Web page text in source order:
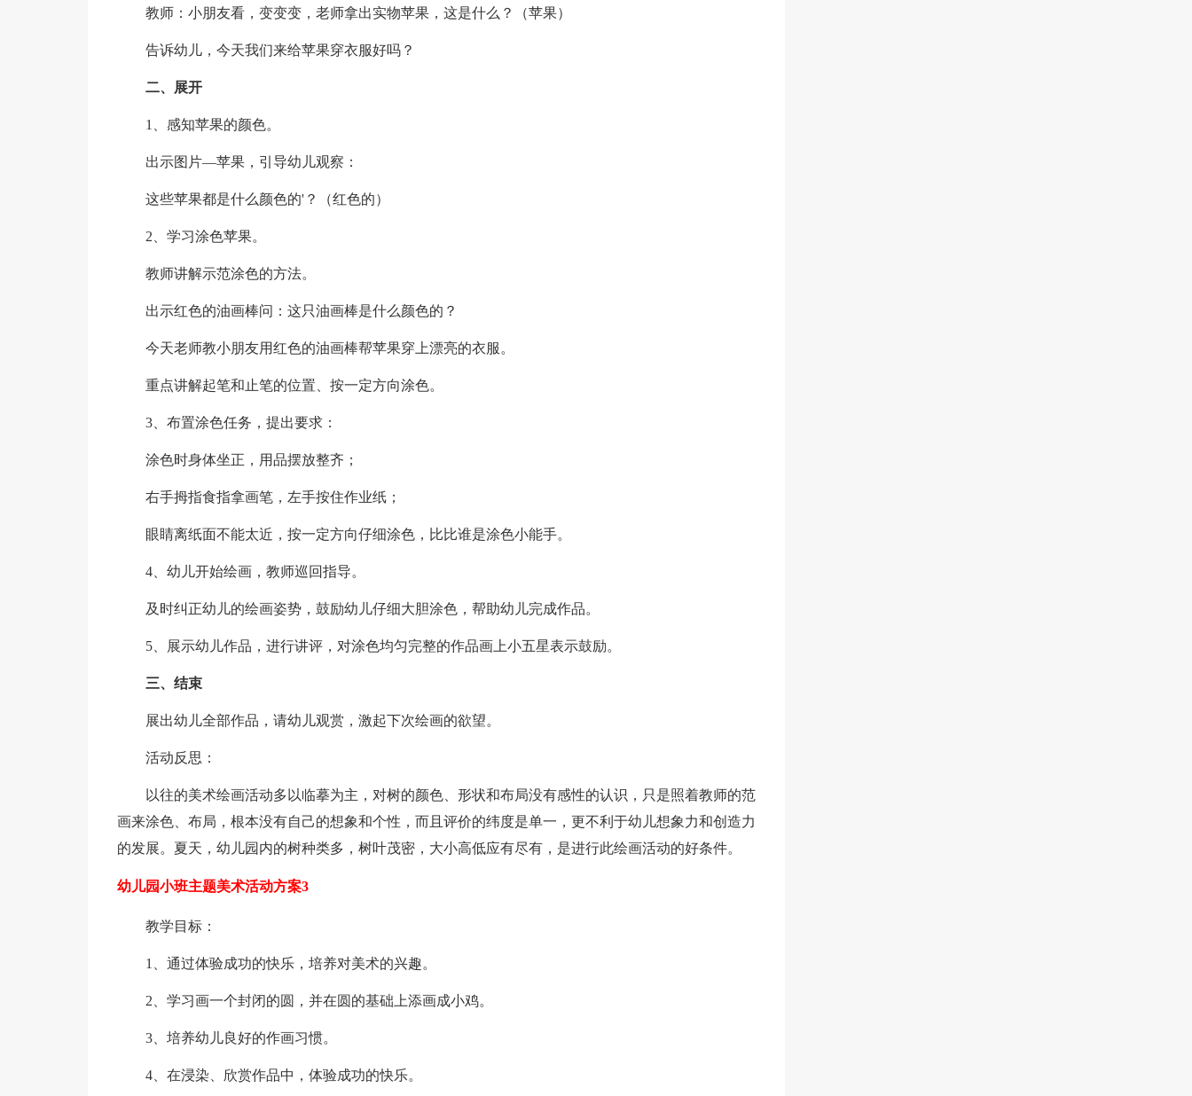
教师：小朋友看，变变变，老师拿出实物苹果，这是什么？（苹果）
告诉幼儿，今天我们来给苹果穿衣服好吗？
二、展开
1、感知苹果的颜色。
出示图片—苹果，引导幼儿观察：
这些苹果都是什么颜色的'？（红色的）
2、学习涂色苹果。
教师讲解示范涂色的方法。
出示红色的油画棒问：这只油画棒是什么颜色的？
今天老师教小朋友用红色的油画棒帮苹果穿上漂亮的衣服。
重点讲解起笔和止笔的位置、按一定方向涂色。
3、布置涂色任务，提出要求：
涂色时身体坐正，用品摆放整齐；
右手拇指食指拿画笔，左手按住作业纸；
眼睛离纸面不能太近，按一定方向仔细涂色，比比谁是涂色小能手。
4、幼儿开始绘画，教师巡回指导。
及时纠正幼儿的绘画姿势，鼓励幼儿仔细大胆涂色，帮助幼儿完成作品。
5、展示幼儿作品，进行讲评，对涂色均匀完整的作品画上小五星表示鼓励。
三、结束
展出幼儿全部作品，请幼儿观赏，激起下次绘画的欲望。
活动反思：
以往的美术绘画活动多以临摹为主，对树的颜色、形状和布局没有感性的认识，只是照着教师的范
画来涂色、布局，根本没有自己的想象和个性，而且评价的纬度是单一，更不利于幼儿想象力和创造力
的发展。夏天，幼儿园内的树种类多，树叶茂密，大小高低应有尽有，是进行此绘画活动的好条件。
幼儿园小班主题美术活动方案3
教学目标：
1、通过体验成功的快乐，培养对美术的兴趣。
2、学习画一个封闭的圆，并在圆的基础上添画成小鸡。
3、培养幼儿良好的作画习惯。
4、在浸染、欣赏作品中，体验成功的快乐。